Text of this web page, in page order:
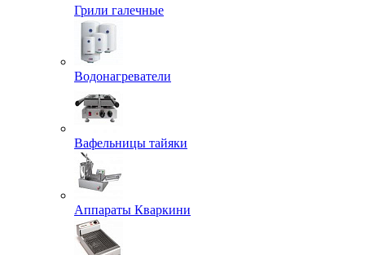
Грили галечные
Водонагреватели
Вафельницы тайяки
Аппараты Кваркини